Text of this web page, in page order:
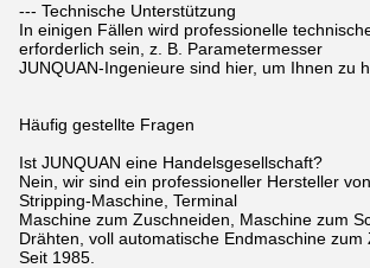
--- Technische Unterstützung
In einigen Fällen wird professionelle
erforderlich sein, z. B. Parametermesser
JUNQUAN-Ingenieure sind hier, um Ihnen zu
Häufig gestellte Fragen
Ist JUNQUAN eine Handelsgesellschaft?
Nein, wir sind ein professioneller Hersteller
Stripping-Maschine, Terminal
Maschine zum Zuschneiden, Maschine zum
Drähten, voll automatische Endmaschine zum
Seit 1985.